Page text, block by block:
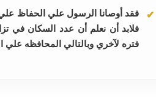
فقد أوصانا الرسول علي الحفاظ علي
فلابد أن نعلم أن عدد السكان في
فتره لآخري وبالتالي المحافظه